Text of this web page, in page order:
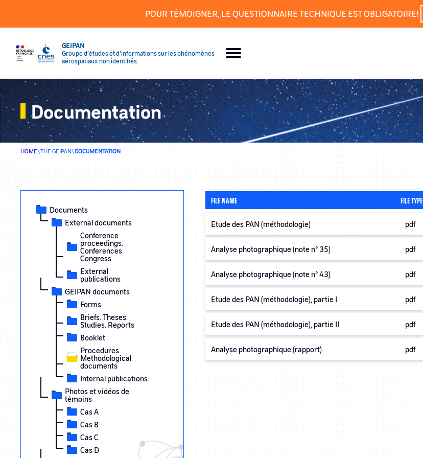
POUR TÉMOIGNER, LE QUESTIONNAIRE TECHNIQUE EST OBLIGATOIRE!
GEIPAN
Groupe d’études et d’informations sur les phénomènes
aérospatiaux non identifiés.
Documentation
HOME\THE GEIPAN\DOCUMENTATION
Documents
External documents
Conference
proceedings.
Conferences.
Congress
External
publications
GEIPAN documents
Forms
Briefs. Theses.
Studies. Reports
Booklet
Procedures.
Methodological
documents
Internal publications
Photos et vidéos de
témoins
Cas A
Cas B
Cas C
Cas D
FILE NAME FILE TYPE
Etude des PAN (méthodologie) pdf
Analyse photographique (note n° 35) pdf
Analyse photographique (note n° 43) pdf
Etude des PAN (méthodologie), partie I pdf
Etude des PAN (méthodologie), partie II pdf
Analyse photographique (rapport) pdf